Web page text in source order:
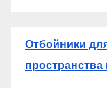
Отбойники
пространства